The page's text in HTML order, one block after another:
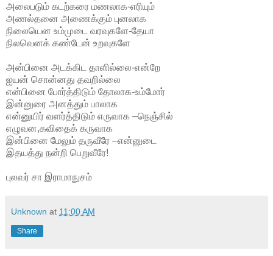
அலைபடும் கடற்கரை மணலாக-எரியும்
அணல்தனை அணைக்கும் புனலாக
நிலையென உம்முடை வரவுகளே-தேயா
நிலவெனக் கண்டேன் உறவுகளே
அன்பினை அடக்கிட தாளில்லை-என்றே
ஐயன் சொன்னது தவறில்லை
என்பினை போர்த்திடும் தோலாக-உம்மோர்
இன்னுரை அனத்தும் பாலாக
என்னுயிர் வளர்த்திடும் எருவாக –நெஞ்சில்
எழுவன,கவிதைக் கருவாக
இன்பினை மேலும் தருவீரே –என்னுடை
இதயத்து நன்றி பெறுவீரே!
புலவர் சா இராமாநுசம்
Unknown at 11:00 AM
Share